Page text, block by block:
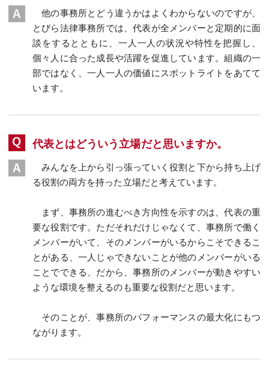
他の事務所とどう違うかはよくわからないのですが、
とびら法律事務所では、代表が全メンバーと定期的に面
談をするとともに、一人一人の状況や特性を把握し、
個々人に合った成長や活躍を促進しています。組織の一
部ではなく、一人一人の価値にスポットライトをあてて
います。
代表とはどういう立場だと思いますか。
みんなを上から引っ張っていく役割と下から持ち上げ
る役割の両方を持った立場だと考えています。
まず、事務所の進むべき方向性を示すのは、代表の重
要な役割です。ただそれだけじゃなくて、事務所で働く
メンバーがいて、そのメンバーがいるからこそできるこ
とがある、一人じゃできないことが他のメンバーがいる
ことでできる、だから、事務所のメンバーが動きやすい
ような環境を整えるのも重要な役割だと思います。
そのことが、事務所のパフォーマンスの最大化にもつ
ながります。